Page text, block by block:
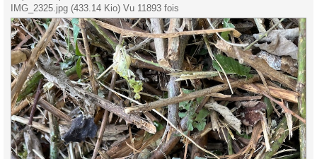
IMG_2325.jpg (433.14 Kio) Vu 11893 fois